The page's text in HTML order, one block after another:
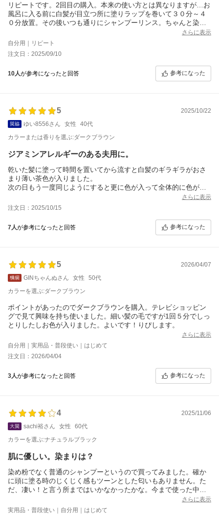
リピートです。2回目の購入。本来の使い方とは異なりますが…お
風呂に入る前に白髪が目立つ所に塗りラップを巻いて３０分～４
０分放置。その後いつも通りにシャンプーリンス。ちゃんと染ま
ります。美容院でお願いするリタッチは二週間くらいですぐに白
髪が目立ち始めるので、その合間に時々この方法でやり過ごして
います。根本だけを一ヶ月に二回ほどを毎月行って、一年もちま
した。
さらに表示
自分用｜リピート
注文日：2025/09/10
10人が参考になったと回答 参考になった
5
2025/10/22
ゆい8556さん
女性
40代
カラーまたは香りを選ぶ:ダークブラウン
ジアミンアレルギーのある夫用に。
乾いた髪に塗って時間を置いてから流すと白髪のギラギラがおさ
まり薄い茶色が入りました。
次の日もう一度同じようにすると更に色が入って全体的に色が馴
ナチュラルな仕上がりになって感動です。2回でここまで色が入っ
気になっていたかゆみは全くなく、頭皮にも優しくて気に入って
いました。
さらに表示
注文日：2025/10/15
7人が参考になったと回答 参考になった
5
2026/04/07
GINちゃんぬさん
女性
50代
カラーを選ぶ:ダークブラウン
ポイントがあったのでダークブラウンを購入。テレビショッピン
グで見て興味を持ち使いました。細い髪の毛ですが1回５分でしっ
とりしたしお色が入りました。よいです！りぴします。
さらに表示
自分用｜実用品・普段使い｜はじめて
注文日：2026/04/04
3人が参考になったと回答 参考になった
4
2025/11/06
sachi裕さん
女性
60代
カラーを選ぶ:ナチュラルブラック
肌に優しい。染まりは？
染め粉でなく普通のシャンプーというので買ってみました。確か
に頭に塗る時のじくじく感もツーンとした匂いもありません。た
だ、凄い！と言う所まではいかなかったかな。今まで使った中で
は１番染まったけど期待が大きすぎた（笑）。頭水洗いして、シ
ャンプー塗って10分、マッサージして洗った。すべすべ艶艶にな
さらに表示
実用品・普段使い｜自分用｜はじめて